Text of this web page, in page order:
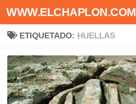
Saltar al contenido
WWW.ELCHAPLON.COM
ETIQUETADO: HUELLAS